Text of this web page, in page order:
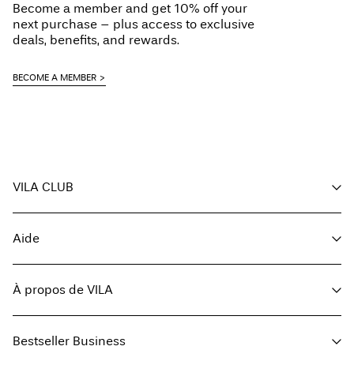
Become a member and get 10% off your
next purchase – plus access to exclusive
deals, benefits, and rewards.
BECOME A MEMBER
VILA CLUB
Devenir membre
Mon compte
Suivi des commandes
Aide
Solde de la carte-cadeau
Retourner ici
Options de livraison
À propos de VILA
Trouvez un magasin
Bestseller Business